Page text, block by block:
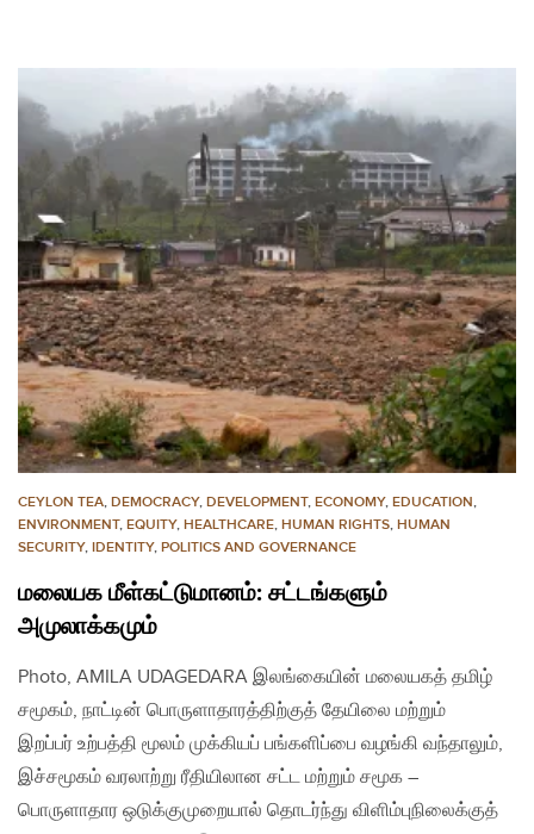
CEYLON TEA, DEMOCRACY, DEVELOPMENT, ECONOMY, EDUCATION,
ENVIRONMENT, EQUITY, HEALTHCARE, HUMAN RIGHTS, HUMAN
SECURITY, IDENTITY, POLITICS AND GOVERNANCE
மலையக மீள்கட்டுமானம்: சட்டங்களும்
அமுலாக்கமும்
Photo, AMILA UDAGEDARA இலங்கையின் மலையகத் தமிழ்
சமூகம், நாட்டின் பொருளாதாரத்திற்குத் தேயிலை மற்றும்
இறப்பர் உற்பத்தி மூலம் முக்கியப் பங்களிப்பை வழங்கி வந்தாலும்,
இச்சமூகம் வரலாற்று ரீதியிலான சட்ட மற்றும் சமூக –
பொருளாதார ஒடுக்குமுறையால் தொடர்ந்து விளிம்புநிலைக்குத்